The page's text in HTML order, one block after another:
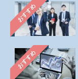
おすすめ
おすすめ